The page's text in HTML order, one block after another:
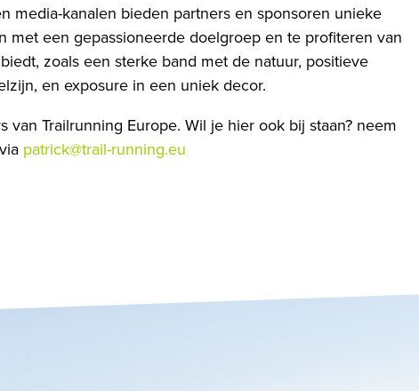
media-kanalen bieden partners en sponsoren unieke
met een gepassioneerde doelgroep en te profiteren van
zoals een sterke band met de natuur, positieve
en exposure in een uniek decor.
van Trailrunning Europe. Wil je hier ook bij staan? neem
patrick@trail-running.eu